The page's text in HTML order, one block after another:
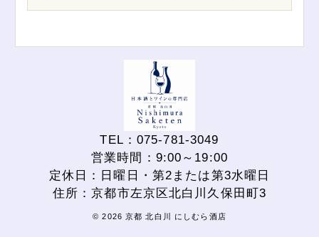
TEL：075-781-3049
営業時間：9:00～19:00
定休日：日曜日・第2または第3水曜日
住所：京都市左京区北白川久保田町3
© 2026 京都 北白川 にしむら酒店